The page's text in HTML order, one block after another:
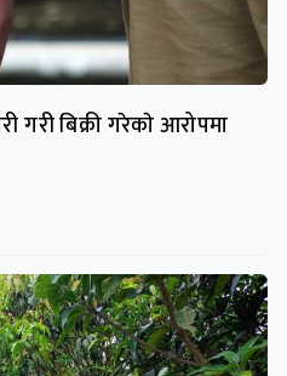
गरी बिक्री गरेकाे आरोपमा